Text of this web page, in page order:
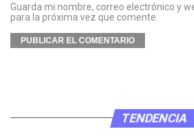
Guarda mi nombre, correo electrónico y
para la próxima vez que comente.
TENDENCIA